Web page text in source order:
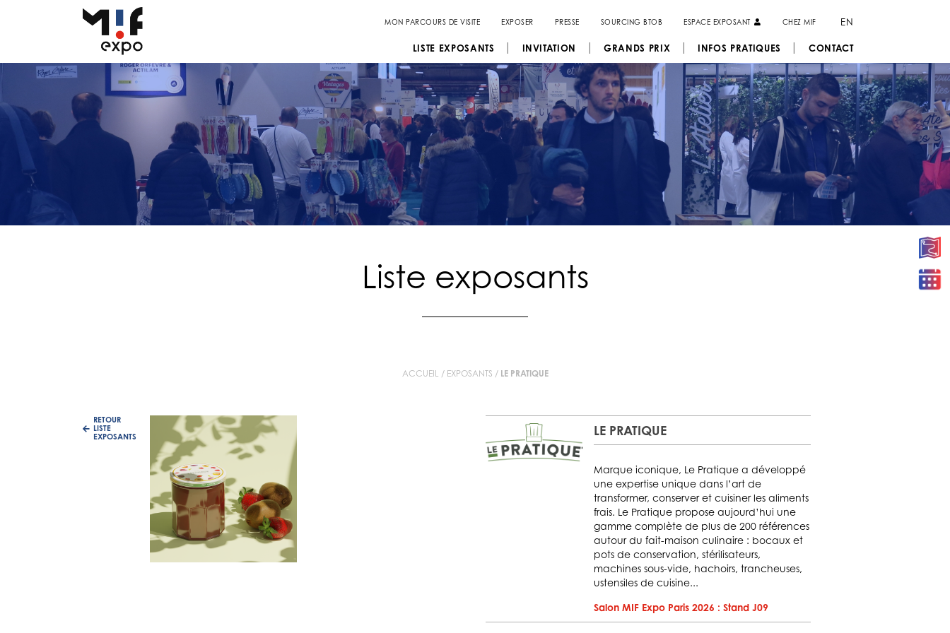
MON PARCOURS DE VISITE EXPOSER PRESSE SOURCING BTOB ESPACE EXPOSANT CHEZ MIF EN
LISTE EXPOSANTS INVITATION GRANDS PRIX INFOS PRATIQUES CONTACT
Liste exposants
ACCUEIL / EXPOSANTS / LE PRATIQUE
RETOUR
LISTE
EXPOSANTS
LE PRATIQUE
Marque iconique, Le Pratique a développé
une expertise unique dans l’art de
transformer, conserver et cuisiner les aliments
frais. Le Pratique propose aujourd’hui une
gamme complète de plus de 200 références
autour du fait-maison culinaire : bocaux et
pots de conservation, stérilisateurs,
machines sous-vide, hachoirs, trancheuses,
ustensiles de cuisine...
Salon MIF Expo Paris 2026 : Stand J09